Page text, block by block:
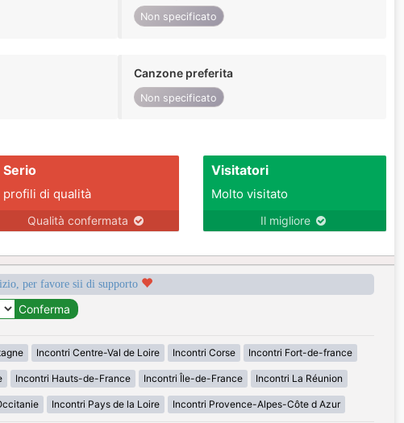
Non specificato
Canzone preferita
Non specificato
Serio
profili di qualità
Qualità confermata
Visitatori
Molto visitato
Il migliore
per favore sii di supporto
Incontri Centre-Val de Loire Incontri Corse Incontri Fort-de-france
Incontri Hauts-de-France Incontri Île-de-France Incontri La Réunion
Incontri Pays de la Loire Incontri Provence-Alpes-Côte d Azur